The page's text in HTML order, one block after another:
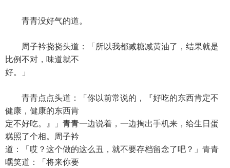
青青没好气的道。
周子衿挠挠头道：「所以我都减糖减黄油了，结果就是
比例不对，味道就不
好。」
青青点点头道：「你以前常说的，『好吃的东西肯定不
健康，健康的东西肯
定不好吃。』」青青一边说着，一边掏出手机来，给生日蛋
糕照了个相。周子衿
道：「哎？这个做的这么丑，就不要存档留念了吧？」青青
嘿笑道：「将来你要